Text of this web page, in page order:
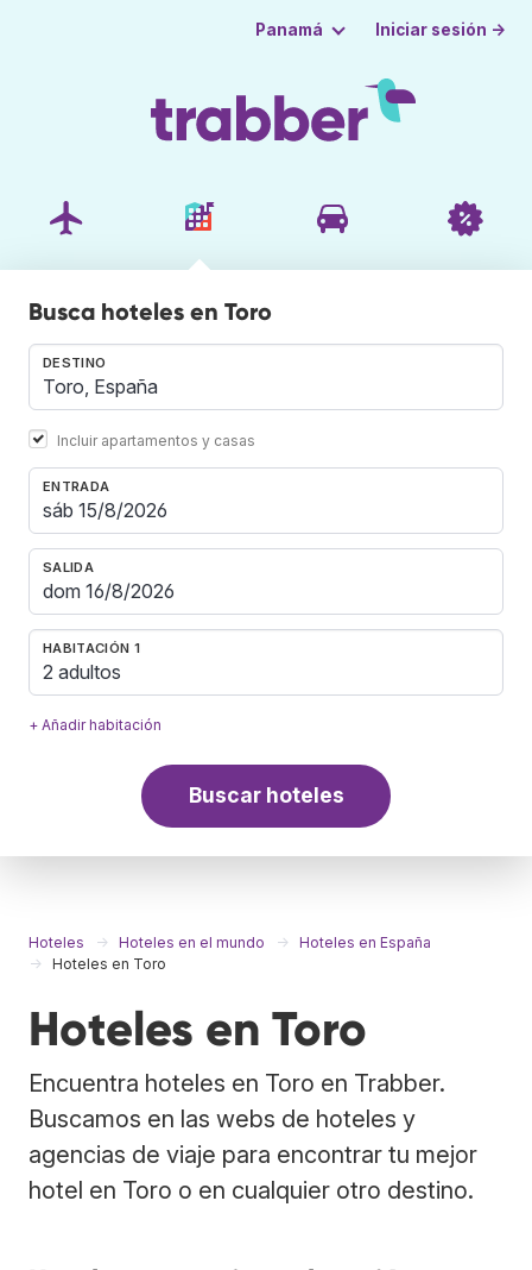
Panamá Iniciar sesión →
Busca hoteles en Toro
DESTINO
Incluir apartamentos y casas
ENTRADA
SALIDA
HABITACIÓN 1
2 adultos
+ Añadir habitación
Buscar hoteles
Hoteles Hoteles en el mundo
Hoteles en España
Hoteles en Toro
Hoteles en Toro
Encuentra hoteles en Toro en Trabber.
Buscamos en las webs de hoteles y
agencias de viaje para encontrar tu mejor
hotel en Toro o en cualquier otro destino.